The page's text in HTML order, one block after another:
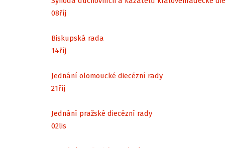
08říj
Biskupská rada
14říj
Jednání olomoucké diecézní rady
21říj
Jednání pražské diecézní rady
02lis